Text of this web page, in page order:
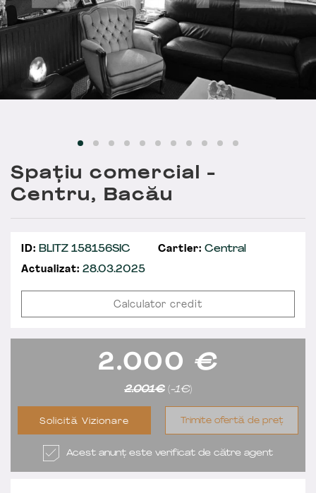
Spațiu comercial -
Centru, Bacău
ID: BLITZ 158156SIC Cartier: Central
Actualizat: 28.03.2025
Calculator credit
2.000 €
2.001€ (-1€)
Solicită Vizionare Trimite ofertă de preț
Acest anunț este verificat de către agent